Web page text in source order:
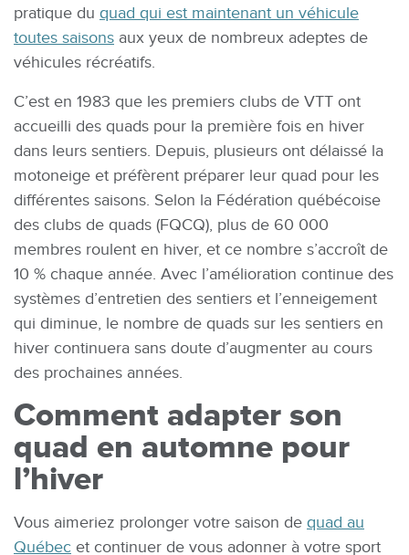
pratique du quad qui est maintenant un véhicule
toutes saisons aux yeux de nombreux adeptes de
véhicules récréatifs.
C’est en 1983 que les premiers clubs de VTT ont
accueilli des quads pour la première fois en hiver
dans leurs sentiers. Depuis, plusieurs ont délaissé la
motoneige et préfèrent préparer leur quad pour les
différentes saisons. Selon la Fédération québécoise
des clubs de quads (FQCQ), plus de 60 000
membres roulent en hiver, et ce nombre s’accroît de
10 % chaque année. Avec l’amélioration continue des
systèmes d’entretien des sentiers et l’enneigement
qui diminue, le nombre de quads sur les sentiers en
hiver continuera sans doute d’augmenter au cours
des prochaines années.
Comment adapter son
quad en automne pour
l’hiver
Vous aimeriez prolonger votre saison de quad au
Québec et continuer de vous adonner à votre sport